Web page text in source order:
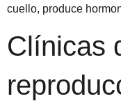
cuello, produce
Clínicas